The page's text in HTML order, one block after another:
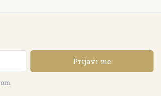
Prijavi me